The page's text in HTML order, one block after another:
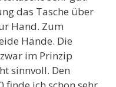
das Tasche über
Hand. Zum
Hände. Die
im Prinzip
sinnvoll. Den